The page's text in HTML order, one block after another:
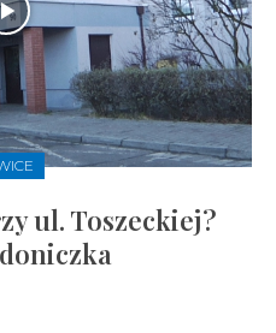
ul. Toszeckiej?
doniczka